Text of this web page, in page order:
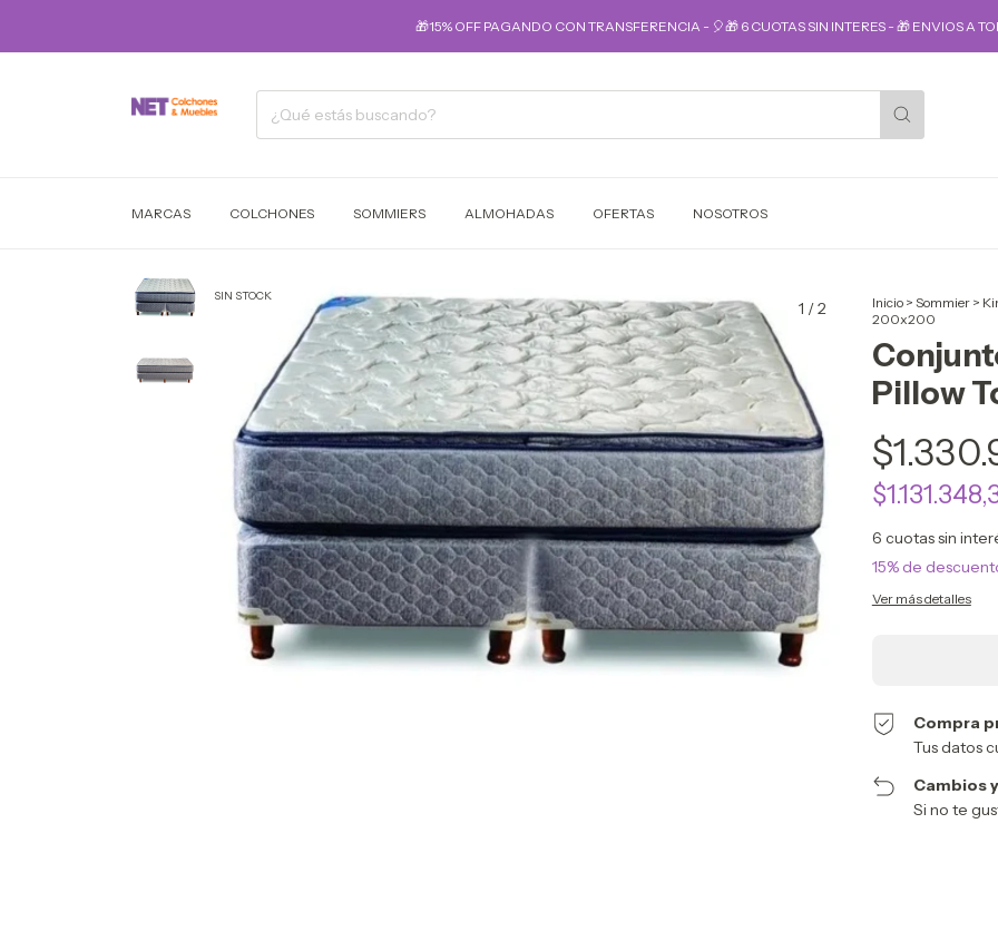
🎁15% OFF PAGANDO CON TRANSFERENCIA - 🎈🎁 6 CUOTAS SIN INTERES - 🎁 ENVIOS A
MARCAS COLCHONES SOMMIERS ALMOHADAS OFERTAS NOSOTROS
SIN STOCK
1 /2 Inicio > Sommier >
200x200
Pillow
6 cuotas sin
15% de
Ver más detalles
Compra
Tus datos
Cambios
Si no te